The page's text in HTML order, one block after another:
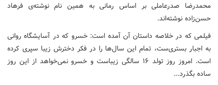
محمدرضا صدرعاملی بر اساس رمانی به همین نام نوشته‌ی فرهاد
حسن‌زاده نوشته‌اند.
فیلمی که در خلاصه داستان آن آمده است: خسرو که در آسایشگاه روانی
به اجبار بستری‌ست، تمام این سال‌ها را در فکر دخترش زیبا سپری کرده
است. امروز روز تولد ۱۶ سالگی زیباست و خسرو نمی‌خواهد از این روز
ساده بگذرد...